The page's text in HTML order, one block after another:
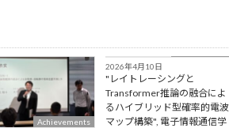
Achievements
Achievements
2026年4月10日
"レイトレーシングと
Transformer推論の融合によ
るハイブリッド型確率的電波
マップ構築", 電子情報通信学